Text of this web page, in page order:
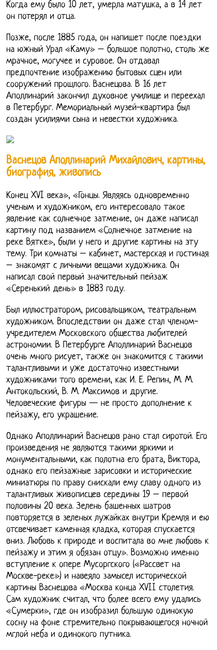
Когда ему было 10 лет, умерла матушка, а в 14 лет
он потерял и отца.
Позже, после 1885 года, он напишет после поездки
на южный Урал «Каму» – большое полотно, столь же
мрачное, могучее и суровое. Он отдавал
предпочтение изображению бытовых сцен или
сооружений прошлого. Васнецова. В 16 лет
Аполлинарий закончил духовное училище и переехал
в Петербург. Мемориальный музей-квартира был
создан усилиями сына и невестки художника.
Васнецов Аполлинарий Михайлович, картины,
биография, живопись
Конец XVI века», «Гонцы. Являясь одновременно
ученым и художником, его интересовало такое
явление как солнечное затмение, он даже написал
картину под названием «Солнечное затмение на
реке Вятке», были у него и другие картины на эту
тему. Три комнаты – кабинет, мастерская и гостиная
– знакомят с личными вещами художника. Он
написал свой первый значительный пейзаж
«Серенький день» в 1883 году.
Был иллюстратором, рисовальщиком, театральным
художником. Впоследствии он даже стал членом-
учредителем Московского общества любителей
астрономии. В Петербурге Аполлинарий Васнецов
очень много рисует, также он знакомится с такими
талантливыми и уже достаточно известными
художниками того времени, как И. Е. Репин, М. М.
Антокольский, В. М. Максимов и другие.
Человеческие фигуры — не просто дополнение к
пейзажу, его украшение.
Однако Аполлинарий Васнецов рано стал сиротой. Его
произведения не являются такими яркими и
монументальными, как полотна его брата, Виктора,
однако его пейзажные зарисовки и исторические
миниатюры по праву снискали ему славу одного из
талантливых живописцев середины 19 – первой
половины 20 века. Зелень башенных шатров
повторяется в зеленых лужайках внутри Кремля и ею
отсвечивает каменная кладка, которая спускается
вниз. Любовь к природе и воспитала во мне любовь к
пейзажу и этим я обязан отцу». Возможно именно
вступление к опере Мусоргского («Рассвет на
Москве-реке») и навеяло замысел исторической
картины Васнецова «Москва конца XVII столетия.
Сам художник считал, что более всего ему удались
«Сумерки», где он изобразил большую одинокую
сосну на фоне стремительно покрывающегося ночной
мглой неба и одинокого путника.